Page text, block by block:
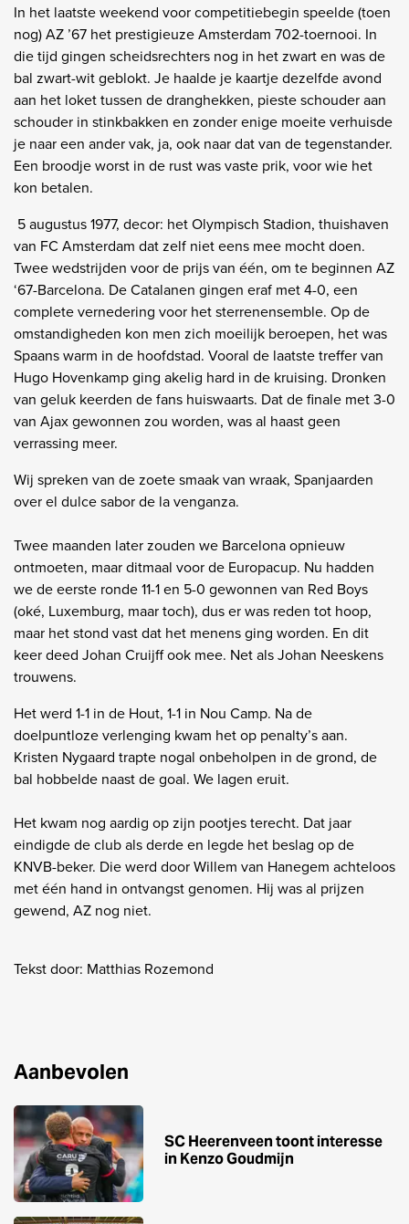
In het laatste weekend voor competitiebegin speelde (toen
nog) AZ ’67 het prestigieuze Amsterdam 702-toernooi. In
die tijd gingen scheidsrechters nog in het zwart en was de
bal zwart-wit geblokt. Je haalde je kaartje dezelfde avond
aan het loket tussen de dranghekken, pieste schouder aan
schouder in stinkbakken en zonder enige moeite verhuisde
je naar een ander vak, ja, ook naar dat van de tegenstander.
Een broodje worst in de rust was vaste prik, voor wie het
kon betalen.
5 augustus 1977, decor: het Olympisch Stadion, thuishaven
van FC Amsterdam dat zelf niet eens mee mocht doen.
Twee wedstrijden voor de prijs van één, om te beginnen AZ
‘67-Barcelona. De Catalanen gingen eraf met 4-0, een
complete vernedering voor het sterrenensemble. Op de
omstandigheden kon men zich moeilijk beroepen, het was
Spaans warm in de hoofdstad. Vooral de laatste treffer van
Hugo Hovenkamp ging akelig hard in de kruising. Dronken
van geluk keerden de fans huiswaarts. Dat de finale met 3-0
van Ajax gewonnen zou worden, was al haast geen
verrassing meer.
Wij spreken van de zoete smaak van wraak, Spanjaarden
over el dulce sabor de la venganza.
Twee maanden later zouden we Barcelona opnieuw
ontmoeten, maar ditmaal voor de Europacup. Nu hadden
we de eerste ronde 11-1 en 5-0 gewonnen van Red Boys
(oké, Luxemburg, maar toch), dus er was reden tot hoop,
maar het stond vast dat het menens ging worden. En dit
keer deed Johan Cruijff ook mee. Net als Johan Neeskens
trouwens.
Het werd 1-1 in de Hout, 1-1 in Nou Camp. Na de
doelpuntloze verlenging kwam het op penalty’s aan.
Kristen Nygaard trapte nogal onbeholpen in de grond, de
bal hobbelde naast de goal. We lagen eruit.
Het kwam nog aardig op zijn pootjes terecht. Dat jaar
eindigde de club als derde en legde het beslag op de
KNVB-beker. Die werd door Willem van Hanegem achteloos
met één hand in ontvangst genomen. Hij was al prijzen
gewend, AZ nog niet.
Tekst door: Matthias Rozemond
Aanbevolen
SC Heerenveen toont interesse
in Kenzo Goudmijn